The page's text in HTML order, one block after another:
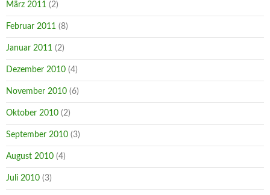
März 2011 (2)
Februar 2011 (8)
Januar 2011 (2)
Dezember 2010 (4)
November 2010 (6)
Oktober 2010 (2)
September 2010 (3)
August 2010 (4)
Juli 2010 (3)